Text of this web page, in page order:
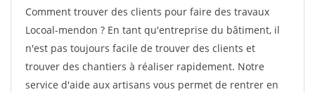
Comment trouver des clients pour faire des travaux
Locoal-mendon ? En tant qu'entreprise du bâtiment, il
n'est pas toujours facile de trouver des clients et
trouver des chantiers à réaliser rapidement. Notre
service d'aide aux artisans vous permet de rentrer en